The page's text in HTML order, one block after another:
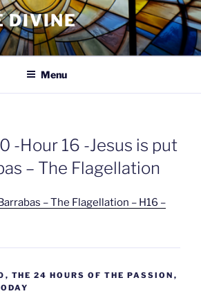
DIVINE
Menu
-Hour 16 -Jesus is put
– The Flagellation
– The Flagellation – H16 –
, THE 24 HOURS OF THE PASSION ,